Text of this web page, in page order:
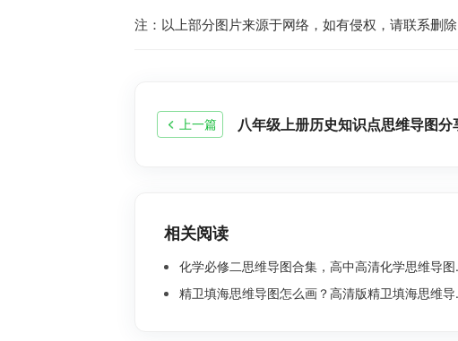
注：以上部分图片来源于网络，如有侵权，请联系删除
上一篇
相关阅读
化学必修二思维导图合集，高中高清化学思维导图整理
精卫填海思维导图怎么画？高清版精卫填海思维导图模板分享